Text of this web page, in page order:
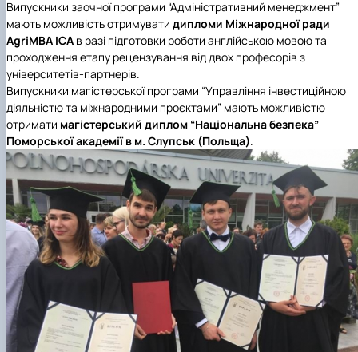
Випускники заочної програми “Адміністративний менеджмент”
мають можливість отримувати дипломи Міжнародної ради
AgriМВА ІСА в разі підготовки роботи англійською мовою та
проходження етапу рецензування від двох професорів з
університетів-партнерів.
Випускники магістерської програми “Управління інвестиційною
діяльністю та міжнародними проєктами” мають можливістю
отримати магістерський диплом “Національна безпека”
Поморської академії в м. Слупськ (Польща).